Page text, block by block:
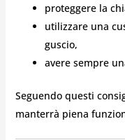
proteggere la
utilizzare una
guscio,
avere sempre
Seguendo questi
manterrà piena